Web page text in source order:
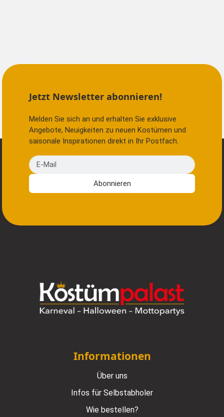
Jetzt Newsletter abonnieren!
Melden Sie sich an und erhalten Sie exklusive
Angebote, Neuigkeiten zu neuen Kostümen und
saisonale Inspirationen direkt in Ihr Postfach.
E-Mail
Abonnieren
Informationen
Über uns
Infos für Selbstabholer
Wie bestellen?